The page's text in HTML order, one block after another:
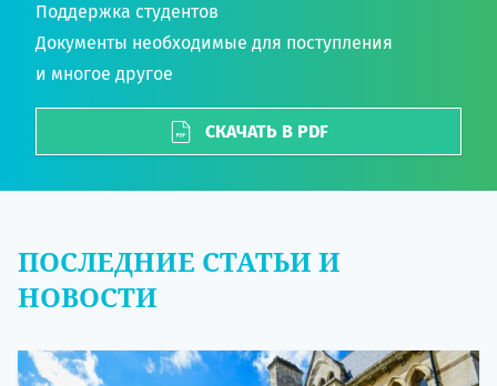
Поддержка студентов
Документы необходимые для поступления
и многое другое
СКАЧАТЬ В PDF
ПОСЛЕДНИЕ СТАТЬИ И
НОВОСТИ